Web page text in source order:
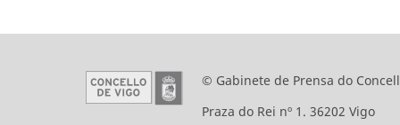
© Gabinete de Prensa do
Praza do Rei nº 1. 36202 Vigo